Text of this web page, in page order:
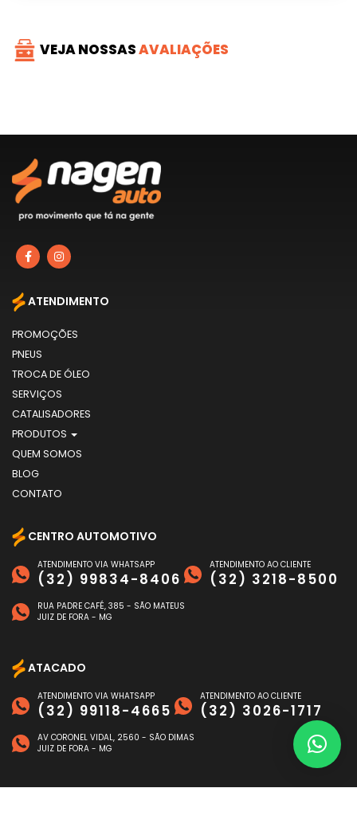
VEJA NOSSASAVALIAÇÕES
ATENDIMENTO
PROMOÇÕES
PNEUS
TROCA DE ÓLEO
SERVIÇOS
CATALISADORES
PRODUTOS
QUEM SOMOS
BLOG
CONTATO
CENTRO AUTOMOTIVO
ATENDIMENTO VIA WHATSAPP
(32) 99834-8406
ATENDIMENTO AO CLIENTE
(32) 3218-8500
RUA PADRE CAFÉ, 385 - SÃO MATEUS
JUIZ DE FORA - MG
ATACADO
ATENDIMENTO VIA WHATSAPP
(32) 99118-4665
ATENDIMENTO AO CLIENTE
(32) 3026-1717
AV CORONEL VIDAL, 2560 - SÃO DIMAS
JUIZ DE FORA - MG